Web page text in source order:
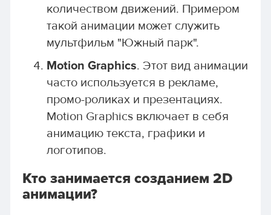
количеством движений. Примером
такой анимации может служить
мультфильм "Южный парк".
Motion Graphics. Этот вид анимации
часто используется в рекламе,
промо-роликах и презентациях.
Motion Graphics включает в себя
анимацию текста, графики и
логотипов.
Кто занимается созданием 2D
анимации?